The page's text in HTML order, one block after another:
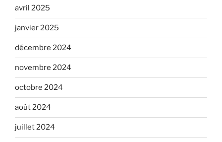
avril 2025
janvier 2025
décembre 2024
novembre 2024
octobre 2024
août 2024
juillet 2024